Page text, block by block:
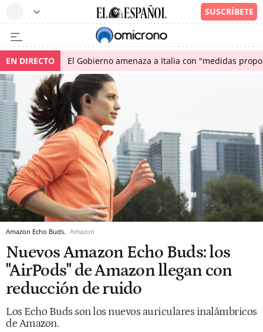
EN DIRECTO El Gobierno amenaza a Italia con "medidas
Amazon Echo Buds. Amazon
Nuevos Amazon Echo Buds: los
"AirPods" de Amazon llegan con
reducción de ruido
Los Echo Buds son los nuevos auriculares inalámbricos
de Amazon.